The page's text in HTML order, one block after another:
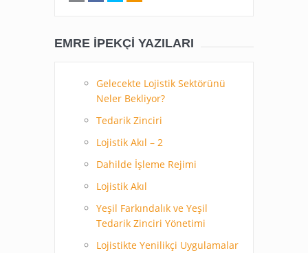
EMRE İPEKÇI YAZILARI
Gelecekte Lojistik Sektörünü
Neler Bekliyor?
Tedarik Zinciri
Lojistik Akıl – 2
Dahilde İşleme Rejimi
Lojistik Akıl
Yeşil Farkındalık ve Yeşil
Tedarik Zinciri Yönetimi
Lojistikte Yenilikçi Uygulamalar